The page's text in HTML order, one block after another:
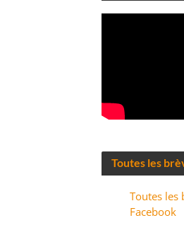
Toutes les
Toutes les
Facebook